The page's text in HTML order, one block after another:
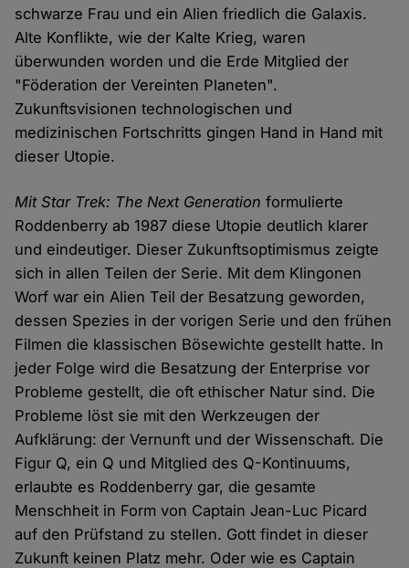
schwarze Frau und ein Alien friedlich die Galaxis.
Alte Konflikte, wie der Kalte Krieg, waren
überwunden worden und die Erde Mitglied der
"Föderation der Vereinten Planeten".
Zukunftsvisionen technologischen und
medizinischen Fortschritts gingen Hand in Hand mit
dieser Utopie.
Mit Star Trek: The Next Generation formulierte
Roddenberry ab 1987 diese Utopie deutlich klarer
und eindeutiger. Dieser Zukunftsoptimismus zeigte
sich in allen Teilen der Serie. Mit dem Klingonen
Worf war ein Alien Teil der Besatzung geworden,
dessen Spezies in der vorigen Serie und den frühen
Filmen die klassischen Bösewichte gestellt hatte. In
jeder Folge wird die Besatzung der Enterprise vor
Probleme gestellt, die oft ethischer Natur sind. Die
Probleme löst sie mit den Werkzeugen der
Aufklärung: der Vernunft und der Wissenschaft. Die
Figur Q, ein Q und Mitglied des Q-Kontinuums,
erlaubte es Roddenberry gar, die gesamte
Menschheit in Form von Captain Jean-Luc Picard
auf den Prüfstand zu stellen. Gott findet in dieser
Zukunft keinen Platz mehr. Oder wie es Captain